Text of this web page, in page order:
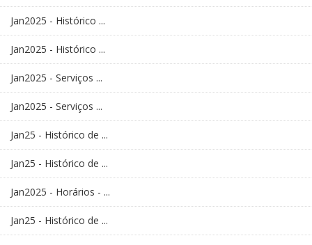
Jan2025 - Histórico ...
Jan2025 - Histórico ...
Jan2025 - Serviços ...
Jan2025 - Serviços ...
Jan25 - Histórico de ...
Jan25 - Histórico de ...
Jan2025 - Horários - ...
Jan25 - Histórico de ...